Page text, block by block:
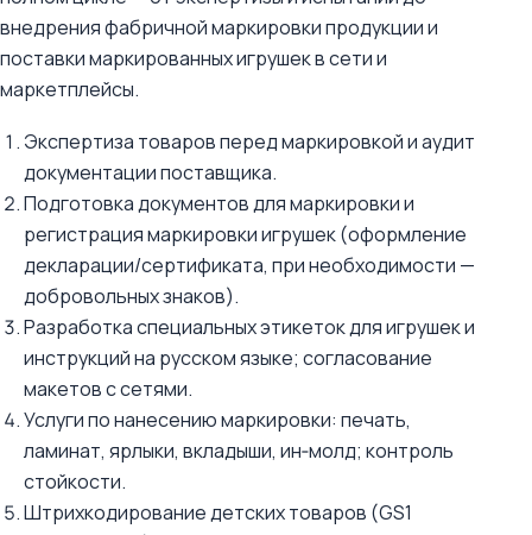
внедрения фабричной маркировки продукции и
поставки маркированных игрушек в сети и
маркетплейсы.
Экспертиза товаров перед маркировкой и аудит
документации поставщика.
Подготовка документов для маркировки и
регистрация маркировки игрушек (оформление
декларации/сертификата, при необходимости —
добровольных знаков).
Разработка специальных этикеток для игрушек и
инструкций на русском языке; согласование
макетов с сетями.
Услуги по нанесению маркировки: печать,
ламинат, ярлыки, вкладыши, ин‑молд; контроль
стойкости.
Штрихкодирование детских товаров (GS1